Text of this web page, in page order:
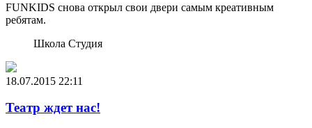
FUNKIDS снова открыл свои двери самым креативным
ребятам.
Школа Студия
18.07.2015 22:11
Театр ждет нас!